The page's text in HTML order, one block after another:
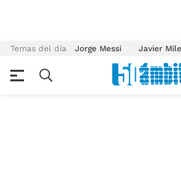
Temas del día Jorge Messi Javier